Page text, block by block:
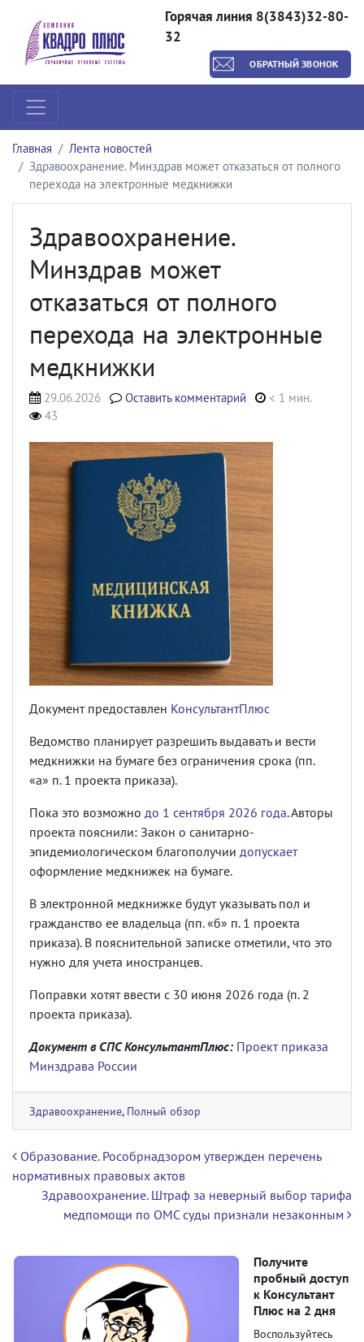
Горячая линия 8(3843)32-80-
32
ОБРАТНЫЙ ЗВОНОК
Главная
Лента новостей
Здравоохранение. Минздрав может отказаться от полного
перехода на электронные медкнижки
Здравоохранение.
Минздрав может
отказаться от полного
перехода на электронные
медкнижки
29.06.2026 Оставить комментарий
< 1 мин.
43
Документ предоставлен КонсультантПлюс
Ведомство планирует разрешить выдавать и вести
медкнижки на бумаге без ограничения срока (пп.
«а» п. 1 проекта приказа).
Пока это возможно до 1 сентября 2026 года. Авторы
проекта пояснили: Закон о санитарно-
эпидемиологическом благополучии допускает
оформление медкнижек на бумаге.
В электронной медкнижке будут указывать пол и
гражданство ее владельца (пп. «б» п. 1 проекта
приказа). В пояснительной записке отметили, что это
нужно для учета иностранцев.
Поправки хотят ввести с 30 июня 2026 года (п. 2
проекта приказа).
Документ в СПС КонсультантПлюс: Проект приказа
Минздрава России
Здравоохранение, Полный обзор
Навигация по записям
Образование. Рособрнадзором утвержден перечень
нормативных правовых актов
Здравоохранение. Штраф за неверный выбор тарифа
медпомощи по ОМС суды признали незаконным
Получите
пробный доступ
к Консультант
Плюс на 2 дня
Воспользуйтесь